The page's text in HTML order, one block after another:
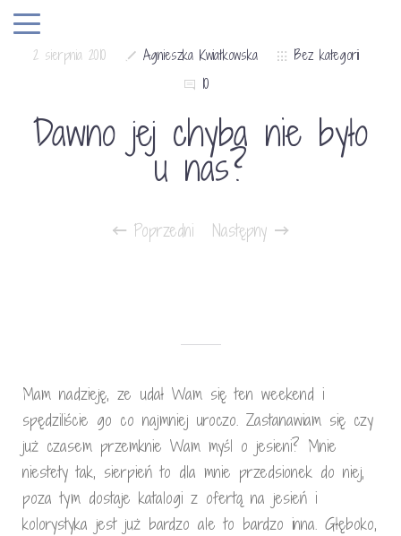
2 sierpnia 2010 Agnieszka Kwiatkowska
Bez kategorii
10
Dawno jej chyba nie było
u nas?
Poprzedni Następny
Mam nadzieję, ze udał Wam się ten weekend i
spędziliście go co najmniej uroczo. Zastanawiam się czy
już czasem przemknie Wam myśl o jesieni? Mnie
niestety tak, sierpień to dla mnie przedsionek do niej,
poza tym dostaje katalogi z ofertą na jesień i
kolorystyka jest już bardzo ale to bardzo inna. Głęboko,